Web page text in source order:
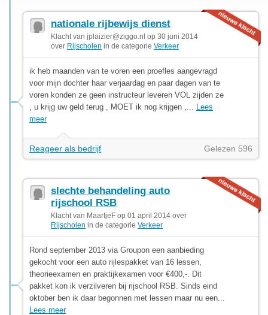
nationale rijbewijs dienst
Klacht van jplaizier@ziggo.nl op 30 juni 2014
over Rijscholen in de categorie Verkeer
ik heb maanden van te voren een proefles aangevragd
voor mijn dochter haar verjaardag en paar dagen van te
voren konden ze geen instructeur leveren VOL zijden ze
, u krijg uw geld terug , MOET ik nog krijgen ,... Lees
meer
Reageer als bedrijf Gelezen 596
slechte behandeling auto
rijschool RSB
Klacht van MaartjeF op 01 april 2014 over
Rijscholen in de categorie Verkeer
Rond september 2013 via Groupon een aanbieding
gekocht voor een auto rijlespakket van 16 lessen,
theorieexamen en praktijkexamen voor €400,-. Dit
pakket kon ik verzilveren bij rijschool RSB. Sinds eind
oktober ben ik daar begonnen met lessen maar nu een...
Lees meer